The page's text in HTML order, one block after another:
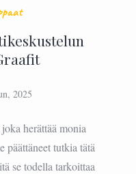
2025
herättää monia
päättäneet tutkia tätä
se todella tarkoittaa